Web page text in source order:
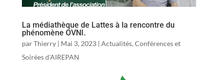
La médiathèque de Lattes à la rencontre du
phénomène OVNI.
parThierry| Mai 3, 2023| Actualités, Conférences et
Soirées d'AIREPAN